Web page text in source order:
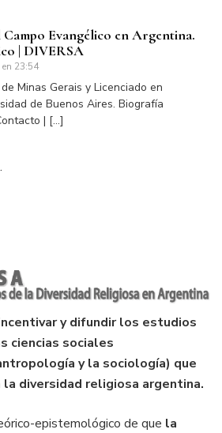
Evangélico en Argentina.
| DIVERSA
23:54
Minas Gerais y Licenciado en
de Buenos Aires. Biografía
| […]
y difundir los estudios
ciencias sociales
y la sociología) que
la diversidad religiosa argentina.
epistemológico de que la